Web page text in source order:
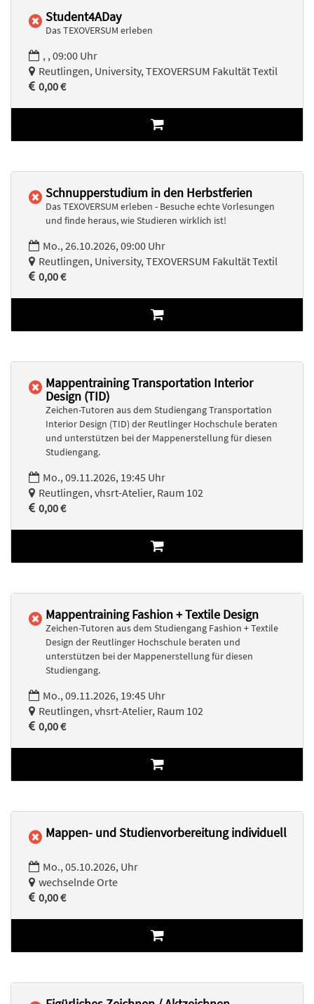
Student4ADay
Das TEXOVERSUM erleben
, , 09:00 Uhr
Reutlingen, University, TEXOVERSUM Fakultät Textil
0,00 €
Schnupperstudium in den Herbstferien
Das TEXOVERSUM erleben - Besuche echte Vorlesungen
und finde heraus, wie Studieren wirklich ist!
Mo., 26.10.2026, 09:00 Uhr
Reutlingen, University, TEXOVERSUM Fakultät Textil
0,00 €
Mappentraining Transportation Interior
Design (TID)
Zeichen-Tutoren aus dem Studiengang Transportation
Interior Design (TID) der Reutlinger Hochschule beraten
und unterstützen bei der Mappenerstellung für diesen
Studiengang.
Mo., 09.11.2026, 19:45 Uhr
Reutlingen, vhsrt-Atelier, Raum 102
0,00 €
Mappentraining Fashion + Textile Design
Zeichen-Tutoren aus dem Studiengang Fashion + Textile
Design der Reutlinger Hochschule beraten und
unterstützen bei der Mappenerstellung für diesen
Studiengang.
Mo., 09.11.2026, 19:45 Uhr
Reutlingen, vhsrt-Atelier, Raum 102
0,00 €
Mappen- und Studienvorbereitung individuell
Mo., 05.10.2026, Uhr
wechselnde Orte
0,00 €